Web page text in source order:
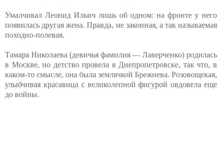
Умалчивал Леонид Ильич лишь об одном: на фронте у него
появилась другая жена. Правда, не законная, а так называемая
походно-полевая.
Тамара Николаева (девичья фамилия — Лаверченко) родилась
в Москве, но детство провела в Днепропетровске, так что, в
каком-то смысле, она была землячкой Брежнева. Розовощекая,
улыбчивая красавица с великолепной фигурой овдовела еще
до войны.